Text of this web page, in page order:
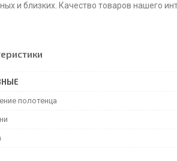
и близких. Качество товаров нашего
полотенца